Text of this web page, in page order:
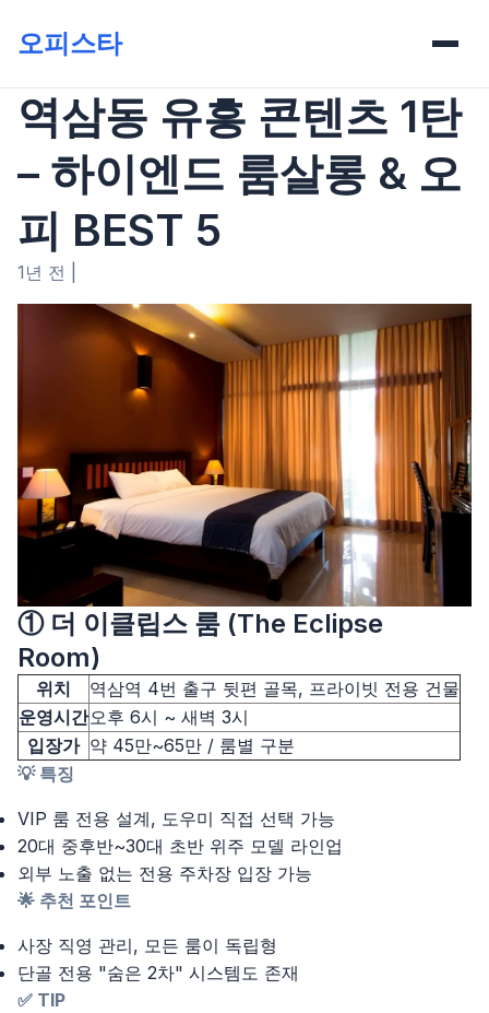
오피스타
역삼동 유흥 콘텐츠 1탄
– 하이엔드 룸살롱 & 오
피 BEST 5
1년 전
① 더 이클립스 룸 (The Eclipse
Room)
위치
역삼역 4번 출구 뒷편 골목, 프라이빗 전용 건물
운영시간오후 6시 ~ 새벽 3시
입장가 약 45만~65만 / 룸별 구분
💡 특징
VIP 룸 전용 설계, 도우미 직접 선택 가능
20대 중후반~30대 초반 위주 모델 라인업
외부 노출 없는 전용 주차장 입장 가능
🌟 추천 포인트
사장 직영 관리, 모든 룸이 독립형
단골 전용 "숨은 2차" 시스템도 존재
✅ TIP